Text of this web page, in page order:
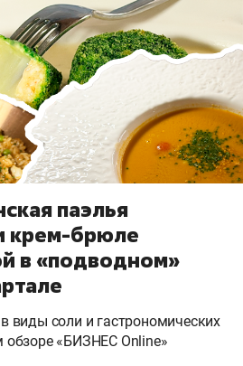
паэлья
крем-брюле
в «подводном»
виды соли и гастрономических
обзоре «БИЗНЕС Online»